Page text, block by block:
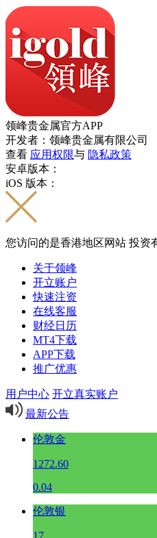
领峰贵金属官方APP
开发者：领峰贵金属有限公司
查看 应用权限与 隐私政策
安卓版本：
iOS 版本：
您访问的是香港地区网站 投资
关于领峰
开立账户
快速注资
在线客服
财经日历
MT4下载
APP下载
推广优惠
用户中心 开立真实账户
最新公告
伦敦金
1272.60
0.04
伦敦银
17